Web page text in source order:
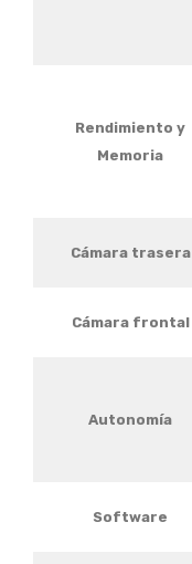
Rendimiento y
Memoria
Cámara trasera
Cámara frontal
Autonomía
Software